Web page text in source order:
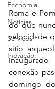
Economia
Notícias
Serviços
Inovação
Roma e
do que
velocidade
sítio
conexão
domingo